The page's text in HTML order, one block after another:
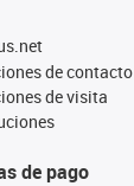
de pago
de contacto
de visita